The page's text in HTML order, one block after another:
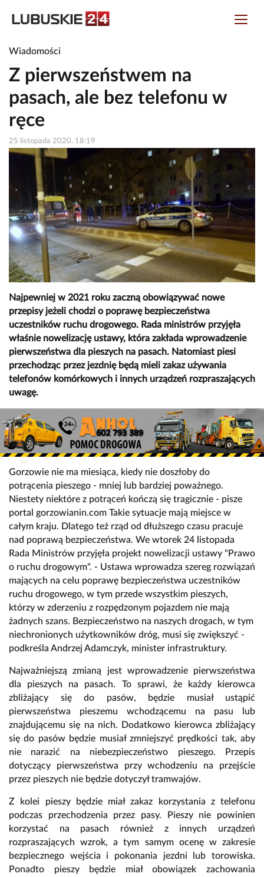
Wiadomości
Z pierwszeństwem na
pasach, ale bez telefonu w
ręce
25 listopada 2020, 18:19
Najpewniej w 2021 roku zaczną obowiązywać nowe
przepisy jeżeli chodzi o poprawę bezpieczeństwa
uczestników ruchu drogowego. Rada ministrów przyjęła
właśnie nowelizację ustawy, która zakłada wprowadzenie
pierwszeństwa dla pieszych na pasach. Natomiast piesi
przechodząc przez jezdnię będą mieli zakaz używania
telefonów komórkowych i innych urządzeń rozpraszających
uwagę.
Gorzowie nie ma miesiąca, kiedy nie doszłoby do
potrącenia pieszego - mniej lub bardziej poważnego.
Niestety niektóre z potrąceń kończą się tragicznie - pisze
portal gorzowianin.com Takie sytuacje mają miejsce w
całym kraju. Dlatego też rząd od dłuższego czasu pracuje
nad poprawą bezpieczeństwa. We wtorek 24 listopada
Rada Ministrów przyjęła projekt nowelizacji ustawy "Prawo
o ruchu drogowym". - Ustawa wprowadza szereg rozwiązań
mających na celu poprawę bezpieczeństwa uczestników
ruchu drogowego, w tym przede wszystkim pieszych,
którzy w zderzeniu z rozpędzonym pojazdem nie mają
żadnych szans. Bezpieczeństwo na naszych drogach, w tym
niechronionych użytkowników dróg, musi się zwiększyć -
podkreśla Andrzej Adamczyk, minister infrastruktury.
Najważniejszą zmianą jest wprowadzenie pierwszeństwa
dla pieszych na pasach. To sprawi, że każdy kierowca
zbliżający się do pasów, będzie musiał ustąpić
pierwszeństwa pieszemu wchodzącemu na pasu lub
znajdującemu się na nich. Dodatkowo kierowca zbliżający
się do pasów będzie musiał zmniejszyć prędkości tak, aby
nie narazić na niebezpieczeństwo pieszego. Przepis
dotyczący pierwszeństwa przy wchodzeniu na przejście
przez pieszych nie będzie dotyczył tramwajów.
Z kolei pieszy będzie miał zakaz korzystania z telefonu
podczas przechodzenia przez pasy. Pieszy nie powinien
korzystać na pasach również z innych urządzeń
rozpraszających wzrok, a tym samym ocenę w zakresie
bezpiecznego wejścia i pokonania jezdni lub torowiska.
Ponadto pieszy będzie miał obowiązek zachowania